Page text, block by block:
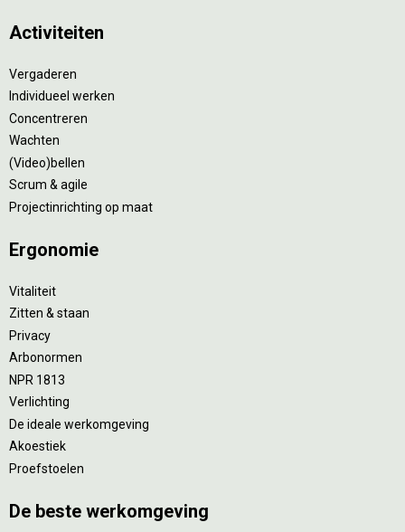
Activiteiten
Vergaderen
Individueel werken
Concentreren
Wachten
(Video)bellen
Scrum & agile
Projectinrichting op maat
Ergonomie
Vitaliteit
Zitten & staan
Privacy
Arbonormen
NPR 1813
Verlichting
De ideale werkomgeving
Akoestiek
Proefstoelen
De beste werkomgeving